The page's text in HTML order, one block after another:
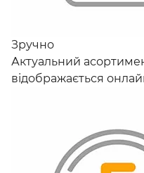
Зручно
Актуальний
відображається